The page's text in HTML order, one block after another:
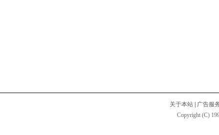
关于本站
广告服
Copyright (C)